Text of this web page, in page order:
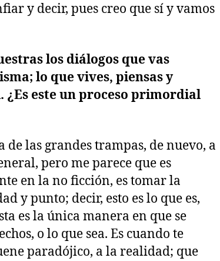
y decir, pues creo que sí y vamos
los diálogos que vas
lo que vives, piensas y
este un proceso primordial
las grandes trampas, de nuevo, a
pero me parece que es
en la no ficción, es tomar la
y punto; decir, esto es lo que es,
es la única manera en que se
o lo que sea. Es cuando te
paradójico, a la realidad; que